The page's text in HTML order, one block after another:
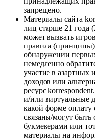
запрещено.
Материалы сайта
лиц старше 21 года
может вызвать
правила
обнаружении
немедленно
участие в азартных
доходов или
ресурс
и/или виртуальные
какой форме оплату
связаны/могут быть
букмекерами или
материалы на